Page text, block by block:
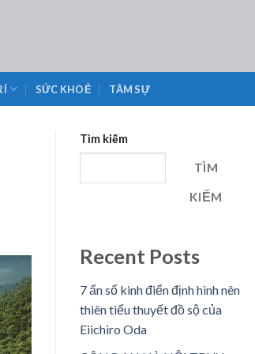
SỨC KHOẺ TÂM SỰ
Tìm kiếm
TÌM
KIẾM
Recent Posts
7 ẩn số kinh điển định hình nên
thiên tiểu thuyết đồ sộ của
Eiichiro Oda